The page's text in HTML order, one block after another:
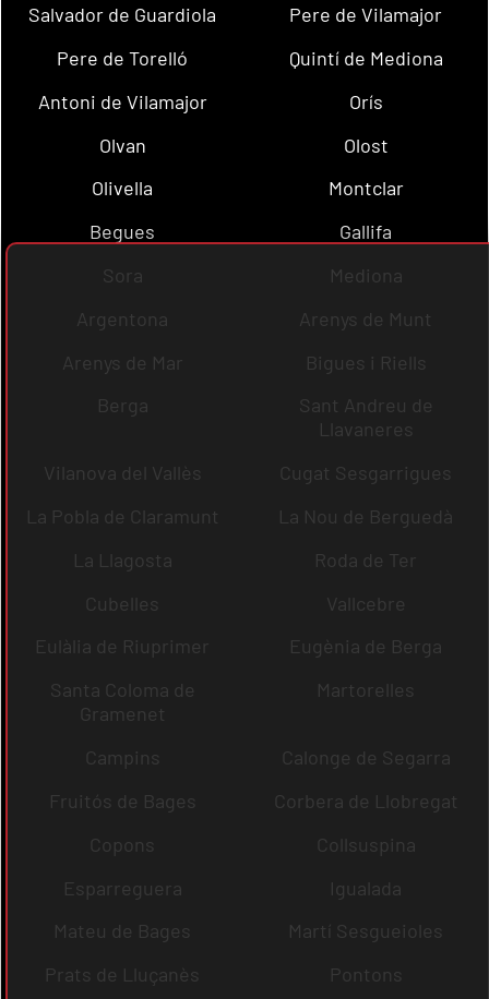
Salvador de Guardiola
Pere de Vilamajor
Pere de Torelló
Quintí de Mediona
Antoni de Vilamajor
Orís
Olvan
Olost
Olivella
Montclar
Begues
Gallifa
Sora
Mediona
Argentona
Arenys de Munt
Arenys de Mar
Bigues i Riells
Berga
Sant Andreu de
Llavaneres
Vilanova del Vallès
Cugat Sesgarrigues
La Pobla de Claramunt
La Nou de Berguedà
La Llagosta
Roda de Ter
Cubelles
Vallcebre
Eulàlia de Riuprimer
Eugènia de Berga
Santa Coloma de
Gramenet
Martorelles
Campins
Calonge de Segarra
Fruitós de Bages
Corbera de Llobregat
Copons
Collsuspina
Esparreguera
Igualada
Mateu de Bages
Martí Sesgueioles
Prats de Lluçanès
Pontons